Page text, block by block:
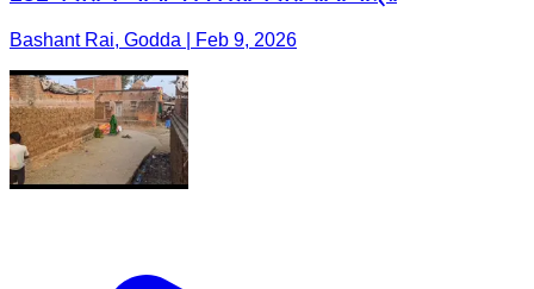
Bashant Rai, Godda | Feb 9, 2026